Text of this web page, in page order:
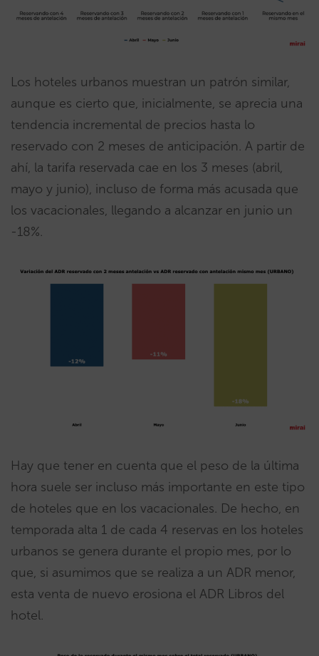
Los hoteles urbanos muestran un patrón similar,
aunque es cierto que, inicialmente, se aprecia una
tendencia incremental de precios hasta lo
reservado con 2 meses de anticipación. A partir de
ahí, la tarifa reservada cae en los 3 meses (abril,
mayo y junio), incluso de forma más acusada que
los vacacionales, llegando a alcanzar en junio un
-18%.
Hay que tener en cuenta que el peso de la última
hora suele ser incluso más importante en este tipo
de hoteles que en los vacacionales. De hecho, en
temporada alta 1 de cada 4 reservas en los hoteles
urbanos se genera durante el propio mes, por lo
que, si asumimos que se realiza a un ADR menor,
esta venta de nuevo erosiona el ADR Libros del
hotel.